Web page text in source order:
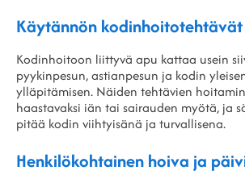
Käytännön kodinhoitotehtävät
Kodinhoitoon liittyvä apu kattaa usein
pyykinpesun, astianpesun ja kodin
ylläpitämisen. Näiden tehtävien
haastavaksi iän tai sairauden myötä, ja
pitää kodin viihtyisänä ja turvallisena.
Henkilökohtainen hoiva ja